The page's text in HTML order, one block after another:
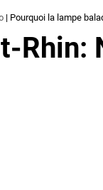
| Pourquoi la lampe
Rhin: